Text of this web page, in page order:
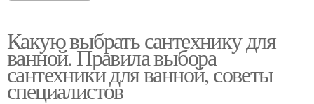
Какую выбрать сантехнику для
ванной. Правила выбора
сантехники для ванной, советы
специалистов